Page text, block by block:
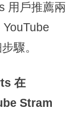
用戶推薦兩
驟。
在
Stram